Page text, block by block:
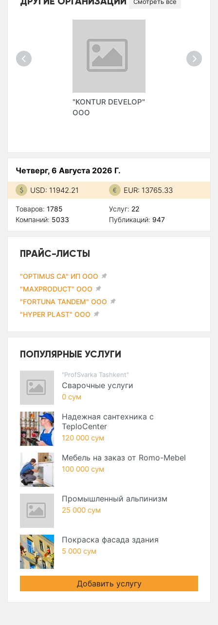
Смотреть все
"KONTUR DEVELOP"
ООО
Четверг, 6 Августа 2026 Г.
USD: 11942.21 EUR: 13765.33
Товаров: 1785
Компаний: 5033
Услуг: 22
Публикаций: 947
ПРАЙС-ЛИСТЫ
"OPTIMUS CA" ИП ООО
"MAXPRODUCT" ООО
"FORTUNA TANDEM" ООО
"HYPER PLAST" ООО
ПОПУЛЯРНЫЕ УСЛУГИ
"ProfSvarka Tashkent"
Сварочные услуги
0 сум
Надежная сантехника с
TeploCenter
120 000 сум
Мебель на заказ от Romo-Mebel
100 000 сум
Промышленный альпинизм
25 000 сум
Покраска фасада здания
5 000 сум
Добавить услугу